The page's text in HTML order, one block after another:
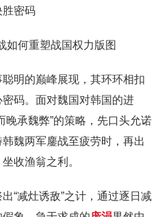
胜密码
聪明的巅峰展现，其环环相扣
码。面对魏国对韩国的进
晚承魏弊”的策略，先口头允诺
魏两军鏖战至疲劳时，再出
收渔翁之利。
“减灶诱敌”之计，通过逐日减